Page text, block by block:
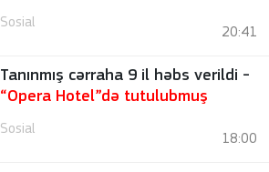
Sosial
20:41
Tanınmış cərraha 9 il həbs verildi -
“Opera Hotel”də tutulubmuş
Sosial
18:00